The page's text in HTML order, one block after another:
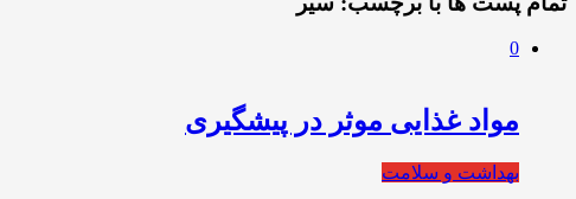
0
️مواد غذایی موثر در پیشگیری
بهداشت و سلامت